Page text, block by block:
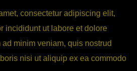
consectetur adipiscing elit,
incididunt ut labore et dolore
minim veniam, quis nostrud
nisi ut aliquip ex ea commodo